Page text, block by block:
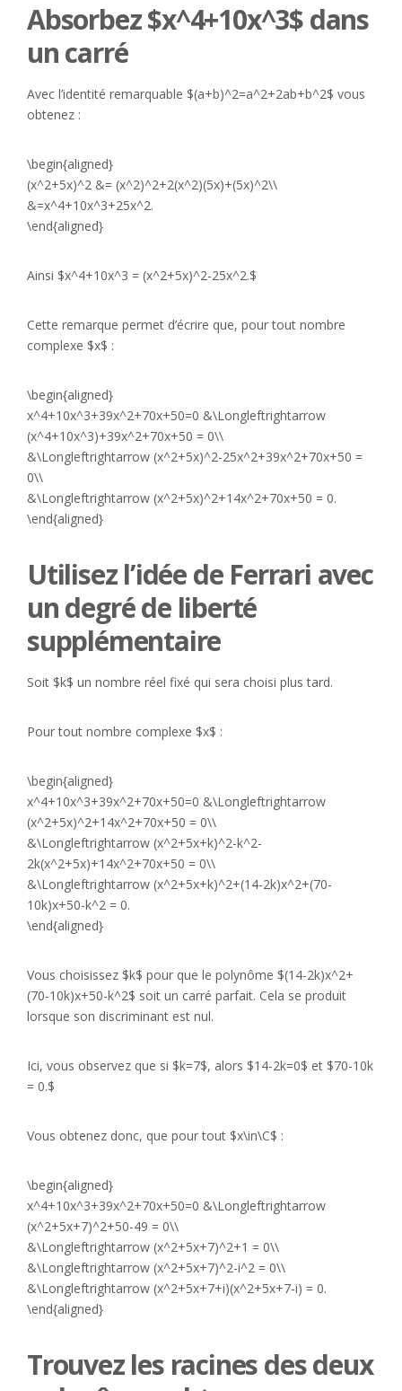
Absorbez $x^4+10x^3$ dans
un carré
Avec l’identité remarquable $(a+b)^2=a^2+2ab+b^2$ vous
obtenez :
\begin{aligned}
(x^2+5x)^2 &= (x^2)^2+2(x^2)(5x)+(5x)^2\\
&=x^4+10x^3+25x^2.
\end{aligned}
Ainsi $x^4+10x^3 = (x^2+5x)^2-25x^2.$
Cette remarque permet d’écrire que, pour tout nombre
complexe $x$ :
\begin{aligned}
x^4+10x^3+39x^2+70x+50=0 &\Longleftrightarrow
(x^4+10x^3)+39x^2+70x+50 = 0\\
&\Longleftrightarrow (x^2+5x)^2-25x^2+39x^2+70x+50 =
0\\
&\Longleftrightarrow (x^2+5x)^2+14x^2+70x+50 = 0.
\end{aligned}
Utilisez l’idée de Ferrari avec
un degré de liberté
supplémentaire
Soit $k$ un nombre réel fixé qui sera choisi plus tard.
Pour tout nombre complexe $x$ :
\begin{aligned}
x^4+10x^3+39x^2+70x+50=0 &\Longleftrightarrow
(x^2+5x)^2+14x^2+70x+50 = 0\\
&\Longleftrightarrow (x^2+5x+k)^2-k^2-
2k(x^2+5x)+14x^2+70x+50 = 0\\
&\Longleftrightarrow (x^2+5x+k)^2+(14-2k)x^2+(70-
10k)x+50-k^2 = 0.
\end{aligned}
Vous choisissez $k$ pour que le polynôme $(14-2k)x^2+
(70-10k)x+50-k^2$ soit un carré parfait. Cela se produit
lorsque son discriminant est nul.
Ici, vous observez que si $k=7$, alors $14-2k=0$ et $70-10k
= 0.$
Vous obtenez donc, que pour tout $x\in\C$ :
\begin{aligned}
x^4+10x^3+39x^2+70x+50=0 &\Longleftrightarrow
(x^2+5x+7)^2+50-49 = 0\\
&\Longleftrightarrow (x^2+5x+7)^2+1 = 0\\
&\Longleftrightarrow (x^2+5x+7)^2-i^2 = 0\\
&\Longleftrightarrow (x^2+5x+7+i)(x^2+5x+7-i) = 0.
\end{aligned}
Trouvez les racines des deux